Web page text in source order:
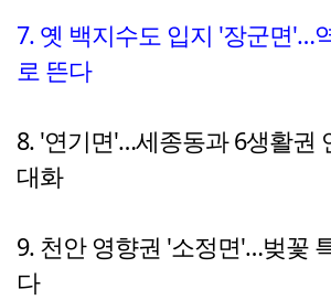
7. 옛 백지수도 입지 '장군면'…
로 뜬다
8. '연기면'…세종동과 6생활권
대화
9. 천안 영향권 '소정면'…벚꽃
다